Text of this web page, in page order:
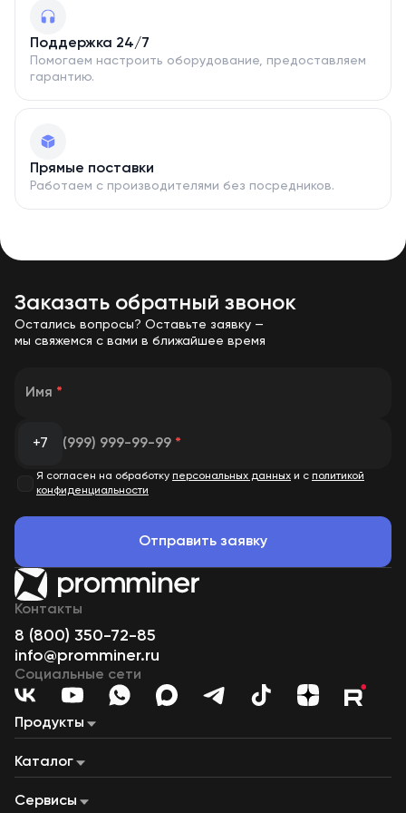
Поддержка 24/7
Помогаем настроить оборудование, предоставляем
гарантию.
Прямые поставки
Работаем с производителями без посредников.
Заказать обратный звонок
Остались вопросы? Оставьте заявку —
мы свяжемся с вами в ближайшее время
Имя *
+7 (999) 999-99-99 *
Я согласен на обработку персональных данных и с политикой
конфиденциальности
Отправить заявку
Контакты
8 (800) 350-72-85
info@promminer.ru
Социальные сети
Продукты
Наши дата-центры
Майнинг-пул
Купля-продажа ЦВ
Лизинг
Строительство дата-центров
Производство контейнеров
Каталог
Дата-центры на ГПУ
Контейнеры для майнинга
Сервисы